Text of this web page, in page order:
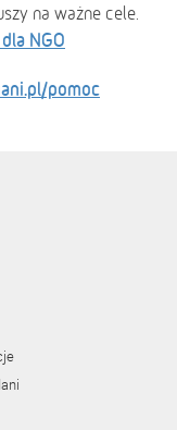
na ważne cele.
NGO
pomoc